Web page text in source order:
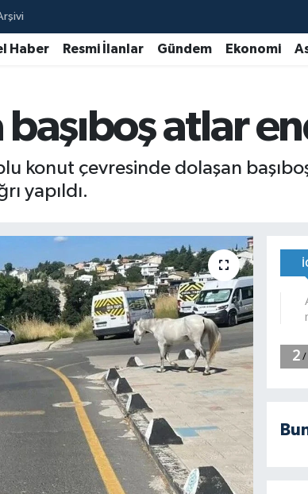
Haber Resmi İlanlar Gündem Ekonomi
atlar
konut çevresinde dolaşan
yapıldı.